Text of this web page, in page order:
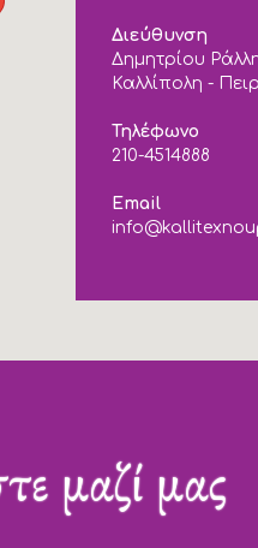
Διεύθυνση
Δημητρίου
Καλλίπολη -
Τηλέφωνο
210-4514888
Email
μαζί μας